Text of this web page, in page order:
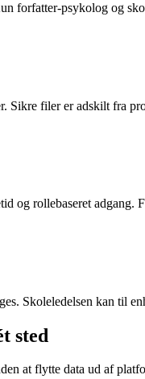
forfatter-psykolog og
Sikre filer er adskilt fra
og rollebaseret adgang.
Skoleledelsen kan til
sted
at flytte data ud af